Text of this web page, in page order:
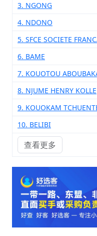
3. NGONG
4. NDONO
5. SFCE SOCIETE
6. BAME
7. KOUOTOU
8. NJUME HENRY KOLLE
9. KOUOKAM
10. BELIBI
查看更多